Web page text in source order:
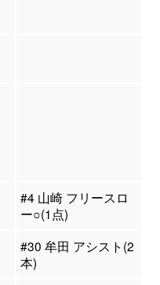
#4 山崎 フリースロ
ー○(1点)
#30 牟田 アシスト(2
本)